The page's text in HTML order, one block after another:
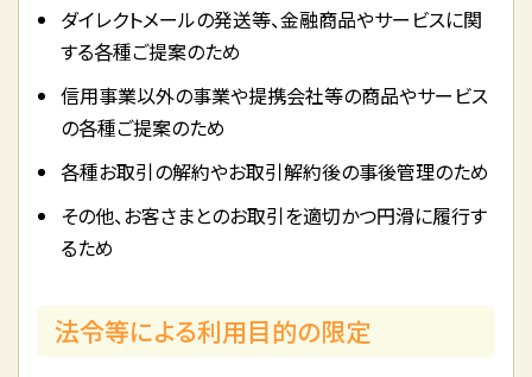
ダイレクトメールの発送等、金融商品やサービスに関
する各種ご提案のため
信用事業以外の事業や提携会社等の商品やサービス
の各種ご提案のため
各種お取引の解約やお取引解約後の事後管理のため
その他、お客さまとのお取引を適切かつ円滑に履行す
るため
法令等による利用目的の限定